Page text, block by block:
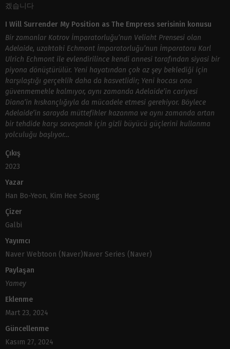
겠습니다
I Will Surrender My Position as The Empress serisinin konusu
Bir zamanlar Kotrov İmparatorluğu’nun Veliaht Prensesi olan
Adelaide, uzaktaki Echmont İmparatorluğu’nun İmparatoru Karl
Ulrich Echmont ile evlendirilince kendi annesi tarafından siyasi bir
piyona dönüştürülür. Yeni hayatından çok az şey beklediği için
karşılaştığı gerçeklik daha da kasvetlidir; Yeni kocası ona
güvenmemekle kalmıyor, aynı zamanda Adelaide’in cariyesi
Diana’in kıskançlığıyla da mücadele etmesi gerekiyor. Böylece
Adelaide’in sarayda müttefikler kazanma ve aynı zamanda artan
bir tehdide karşı savaşmak için gizli büyücü güçlerini kullanma
yolculuğu başlıyor…
Çıkış
2023
Yazar
Han Bo-Yeon, Kim Hee Seong
Çizer
Galbi
Yayımcı
Naver Webtoon (Naver)Naver Series (Naver)
Paylaşan
Yamey
Eklenme
Mart 23, 2024
Güncellenme
Kasım 27, 2024